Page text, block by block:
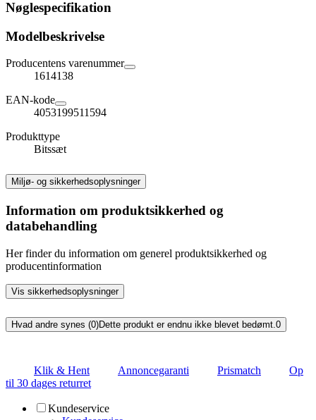
Nøglespecifikation
Modelbeskrivelse
Producentens varenummer
1614138
EAN-kode
4053199511594
Produkttype
Bitssæt
Miljø- og sikkerhedsoplysninger
Information om produktsikkerhed og
databehandling
Her finder du information om generel produktsikkerhed og
producentinformation
Vis sikkerhedsoplysninger
Hvad andre synes (0)Dette produkt er endnu ikke blevet bedømt. 0
Klik & Hent Annoncegaranti Prismatch
Op
til 30 dages returret
Kundeservice